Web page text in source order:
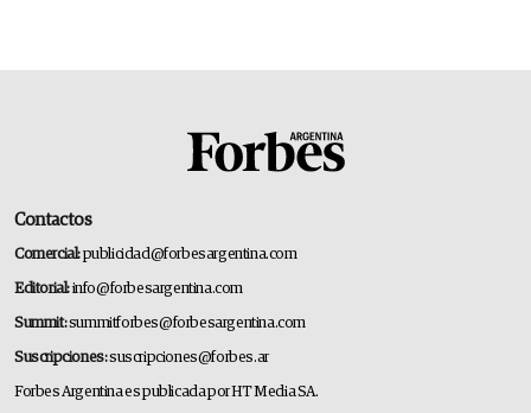
Contactos
Comercial:publicidad@forbesargentina.com
Editorial:info@forbesargentina.com
Summit:summitforbes@forbesargentina.com
Suscripciones:suscripciones@forbes.ar
Forbes Argentina es publicada por HT Media SA.